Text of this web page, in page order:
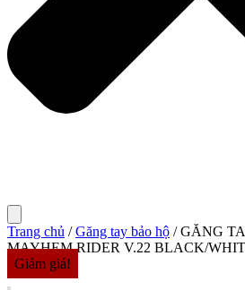
Trang chủ /Găng tay bảo hộ / GĂNG
MAYHEM RIDER V.22 BLACK/
Giảm giá!